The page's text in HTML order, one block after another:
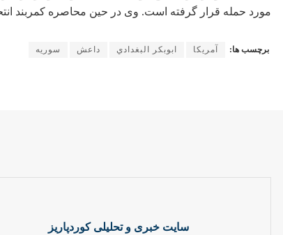
مورد حمله قرار گرفته است. وی در حین محاصره کمربند
برچسب ها: آمریکا ابوبکر البغدادي داعش سوریه
سایت خبری و تحلیلی کوردپاریز